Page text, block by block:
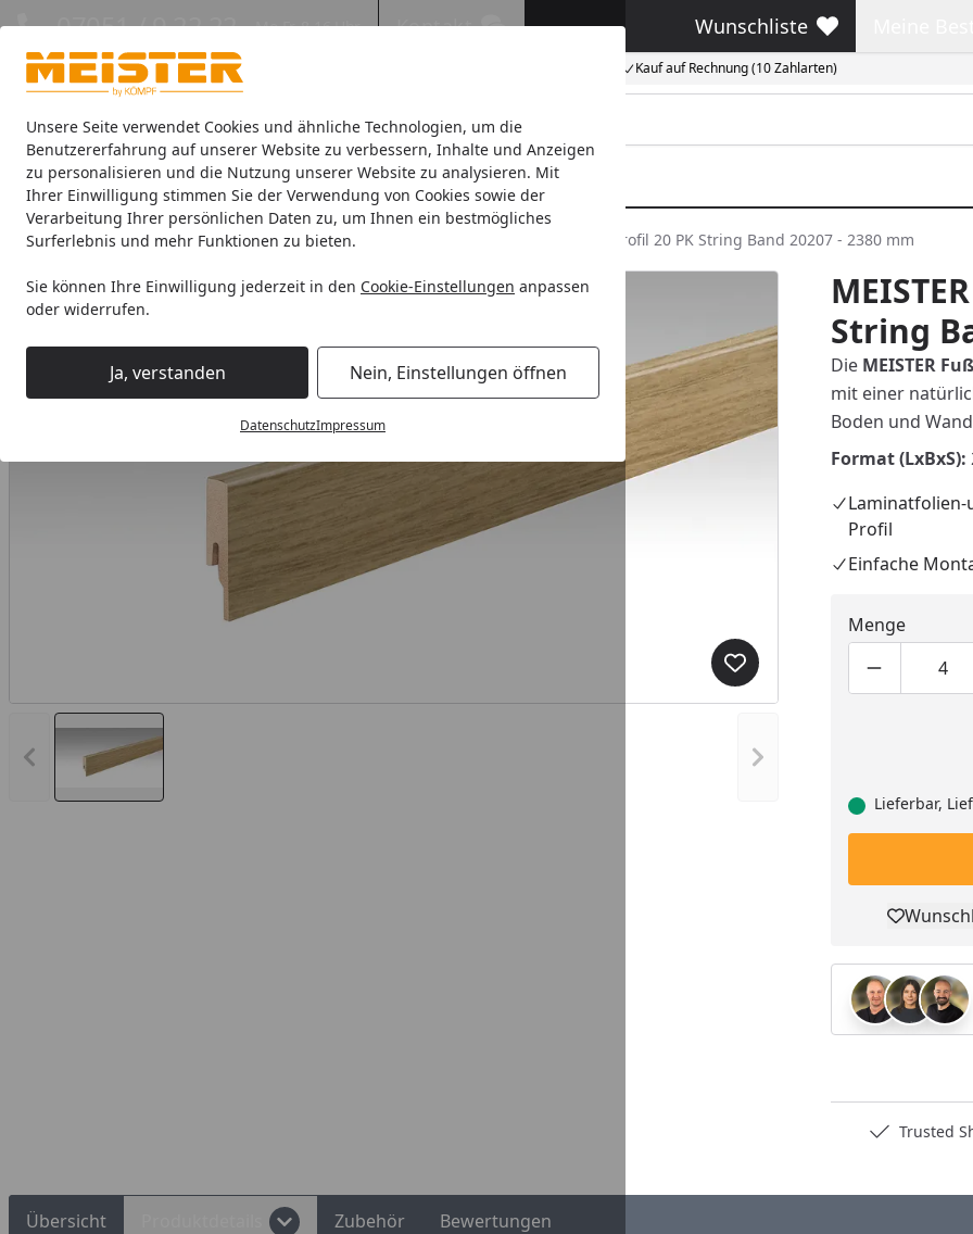
Unsere Seite verwendet Cookies und ähnliche Technologien, um die
Benutzererfahrung auf unserer Website zu verbessern, Inhalte und Anzeigen
zu personalisieren und die Nutzung unserer Website zu analysieren. Mit
Ihrer Einwilligung stimmen Sie der Verwendung von Cookies sowie der
Verarbeitung Ihrer persönlichen Daten zu, um Ihnen ein bestmögliches
Surferlebnis und mehr Funktionen zu bieten.
Sie können Ihre Einwilligung jederzeit in den Cookie-Einstellungen anpassen
oder widerrufen.
Ja, verstanden Nein, Einstellungen öffnen
DatenschutzImpressum
Eigene Montage-Teams Kauf auf Rechnung (10 Zahlarten)
07051 / 9 22 22 Mo-Fr. 8-16 Uhr Kontakt Wunschliste
Wunschliste
Böden Paneele Leisten Zubehör Sale & Aktionswaren
Leisten Fußleisten Meister Dekorgleiche Fussleisten MEISTER Fußleiste Profil 20 PK String Band 20207 - 2380 mm
Vorheriges Bild anzeigen Nächstes Bild anzeigen
Produkt zur Wunschliste
String
Die MEISTER
mit einer
Boden und
Format (LxBxS):
Profil
Einfache
Menge
Lieferbar,
Trusted
Übersicht Zubehör Bewertungen